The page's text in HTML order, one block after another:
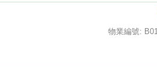
物業編號: